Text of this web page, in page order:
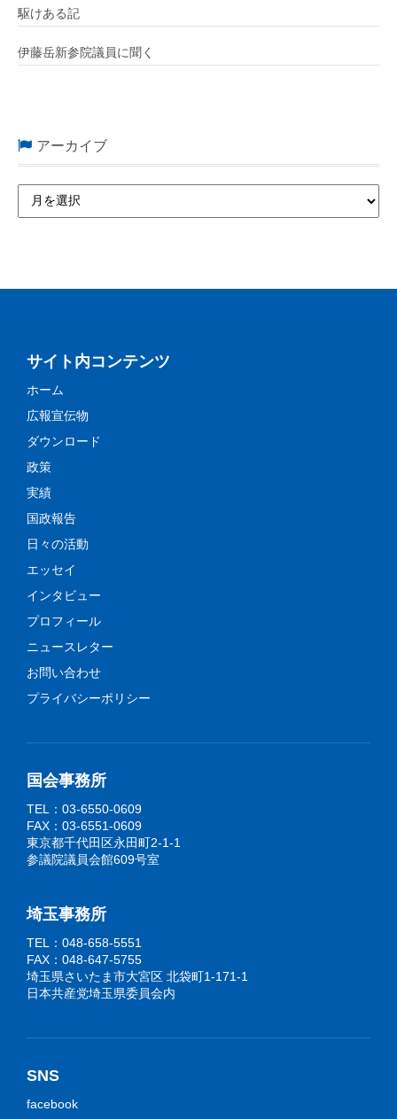
駆けある記
伊藤岳新参院議員に聞く
アーカイブ
サイト内コンテンツ
ホーム
広報宣伝物
ダウンロード
政策
実績
国政報告
日々の活動
エッセイ
インタビュー
プロフィール
ニュースレター
お問い合わせ
プライバシーポリシー
国会事務所
TEL：03-6550-0609
FAX：03-6551-0609
東京都千代田区永田町2-1-1
参議院議員会館609号室
埼玉事務所
TEL：048-658-5551
FAX：048-647-5755
埼玉県さいたま市大宮区 北袋町1-171-1
日本共産党埼玉県委員会内
SNS
facebook